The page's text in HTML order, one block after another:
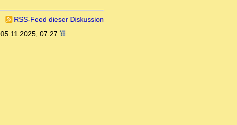
RSS-Feed dieser Diskussion
05.11.2025, 07:27